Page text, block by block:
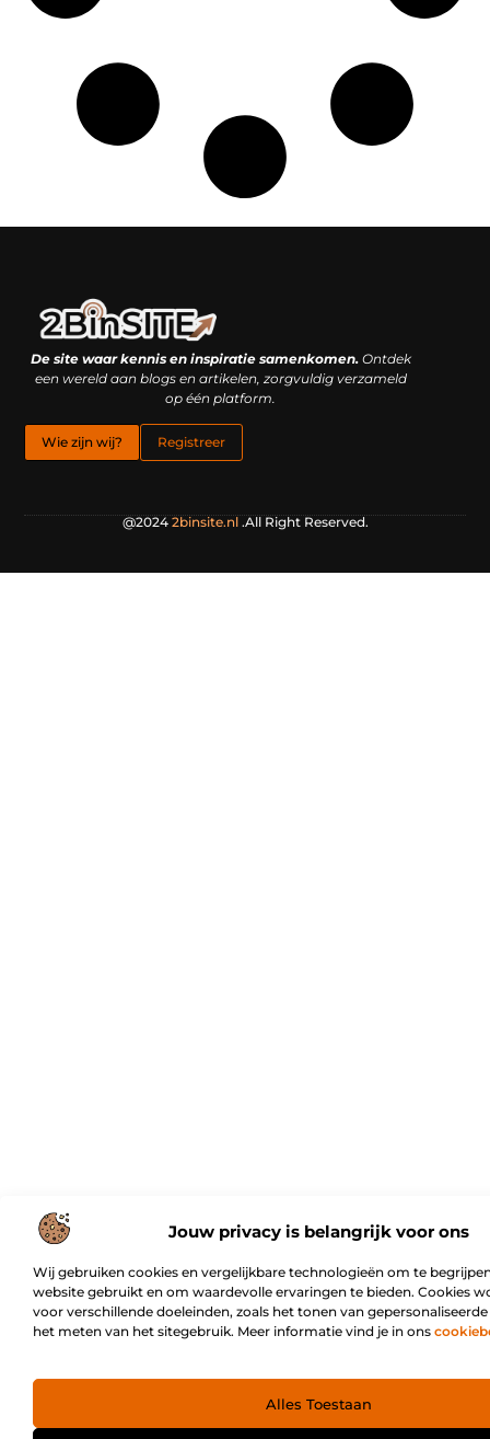
Jouw privacy is belangrijk voor ons
Wij gebruiken cookies en vergelijkbare technologieën om te
website gebruikt en om waardevolle ervaringen te bieden. Cookies
voor verschillende doeleinden, zoals het tonen van
het meten van het sitegebruik. Meer informatie vind je in ons
Alles Toestaan
De site waar kennis en inspiratie samenkomen.Ontdek
een wereld aan blogs en artikelen, zorgvuldig verzameld
op één platform.
Wie zijn wij? Registreer
@2024 2binsite.nl.All Right Reserved.